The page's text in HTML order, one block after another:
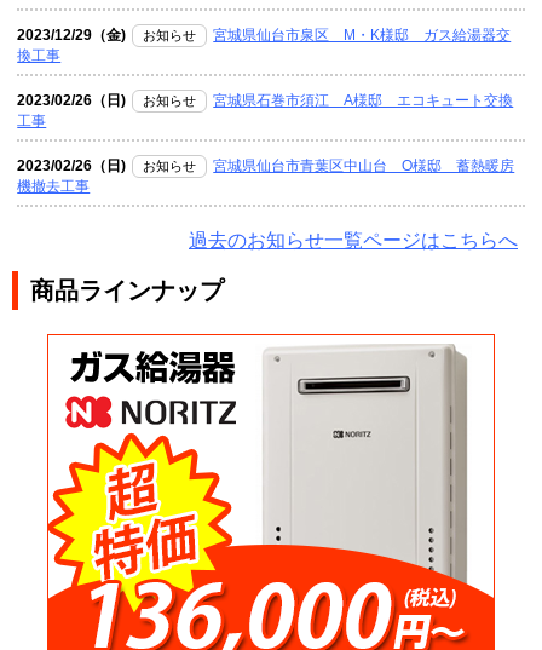
2023/12/29（金) お知らせ
宮城県仙台市泉区 M・K様邸 ガス給湯器交
換工事
2023/02/26（日) お知らせ
宮城県石巻市須江 A様邸 エコキュート交換
工事
2023/02/26（日) お知らせ
宮城県仙台市青葉区中山台 O様邸 蓄熱暖房
機撤去工事
過去のお知らせ一覧ページはこちらへ
商品ラインナップ